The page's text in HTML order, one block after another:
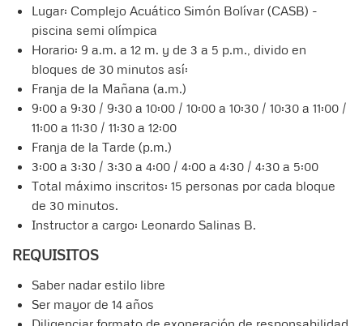
Lugar: Complejo Acuático Simón Bolívar (CASB) -
piscina semi olímpica
Horario: 9 a.m. a 12 m. y de 3 a 5 p.m., divido en
bloques de 30 minutos así:
Franja de la Mañana (a.m.)
9:00 a 9:30 / 9:30 a 10:00 / 10:00 a 10:30 / 10:30 a 11:00 /
11:00 a 11:30 / 11:30 a 12:00
Franja de la Tarde (p.m.)
3:00 a 3:30 / 3:30 a 4:00 / 4:00 a 4:30 / 4:30 a 5:00
Total máximo inscritos: 15 personas por cada bloque
de 30 minutos.
Instructor a cargo: Leonardo Salinas B.
REQUISITOS
Saber nadar estilo libre
Ser mayor de 14 años